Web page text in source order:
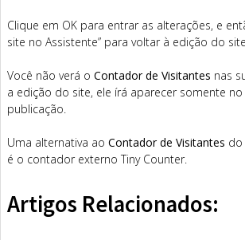
Clique em OK para entrar as alterações, e
site no Assistente” para voltar à edição do
Você não verá o Contador de Visitantes nas
a edição do site, ele írá aparecer somente
publicação.
Uma alternativa ao Contador de Visitantes do
é o contador externo Tiny Counter.
Artigos Relacionados: